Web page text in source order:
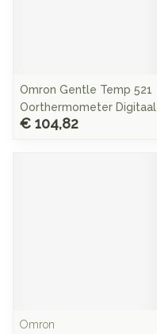
Omron Gentle Temp 521
Oorthermometer Digitaal
€ 104,82
Omron